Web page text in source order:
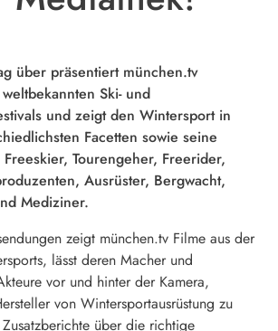
über präsentiert münchen.tv
Ski- und
und zeigt den Wintersport in
Facetten sowie seine
Tourengeher, Freerider,
Ausrüster, Bergwacht,
Mediziner.
zeigt münchen.tv Filme aus der
lässt deren Macher und
vor und hinter der Kamera,
von Wintersportausrüstung zu
über die richtige